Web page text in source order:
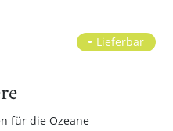
Lieferbar
für die Ozeane